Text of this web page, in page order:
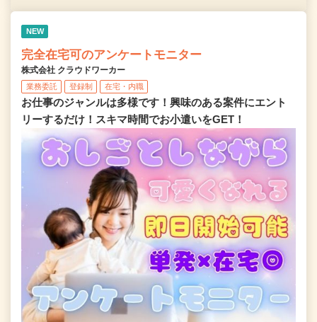
NEW
完全在宅可のアンケートモニター
株式会社 クラウドワーカー
業務委託 登録制 在宅・内職
お仕事のジャンルは多様です！興味のある案件にエント
リーするだけ！スキマ時間でお小遣いをGET！